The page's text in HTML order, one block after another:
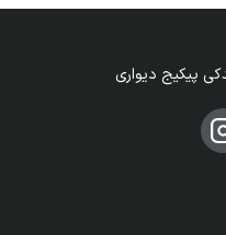
پیکیج دیواری